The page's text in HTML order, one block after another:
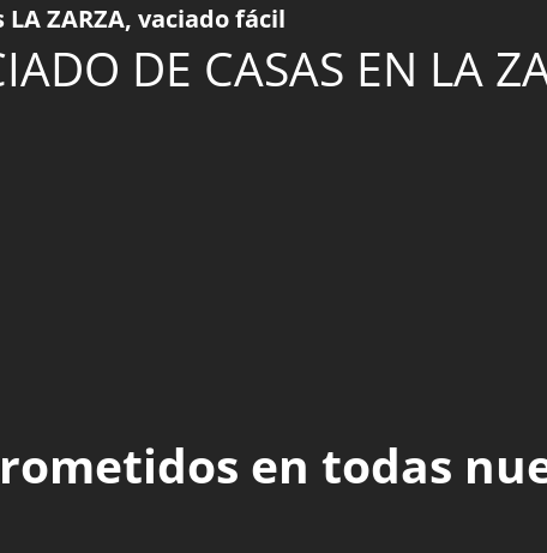
LA ZARZA, vaciado fácil
DE CASAS EN LA
en todas